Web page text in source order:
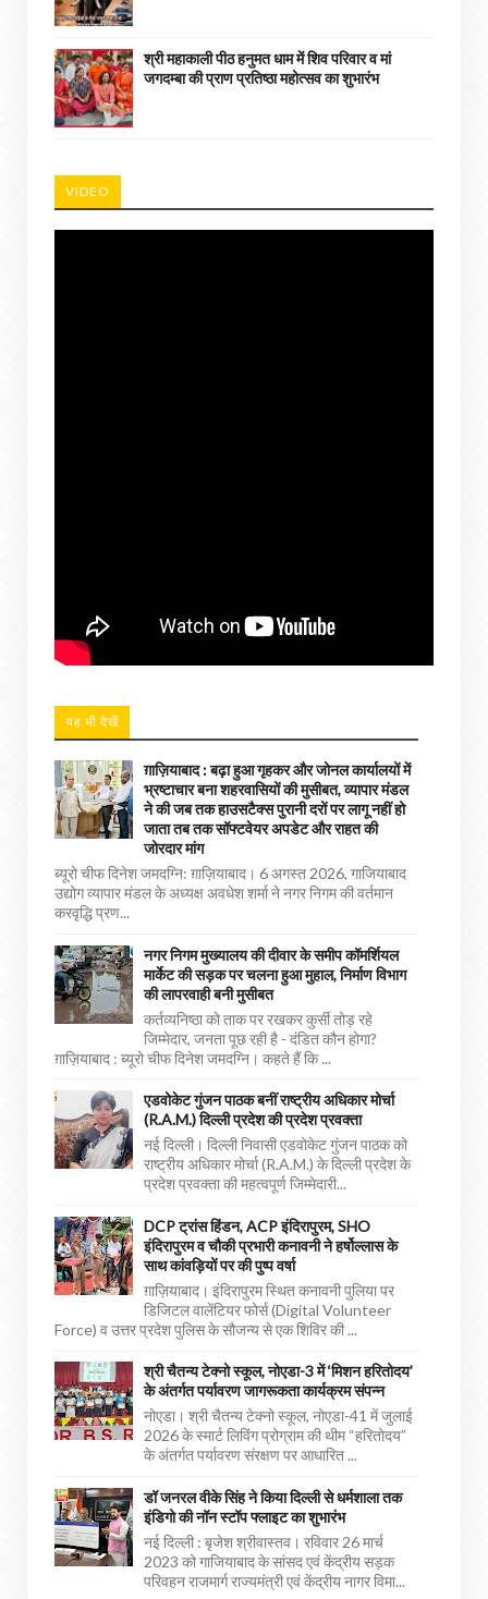
श्री महाकाली पीठ हनुमत धाम में शिव परिवार व मां
जगदम्बा की प्राण प्रतिष्ठा महोत्सव का शुभारंभ
VIDEO
यह भी देखें
ग़ाज़ियाबाद : बढ़ा हुआ गृहकर और जोनल कार्यालयों में
भ्रष्टाचार बना शहरवासियों की मुसीबत, व्यापार मंडल
ने की जब तक हाउसटैक्स पुरानी दरों पर लागू नहीं हो
जाता तब तक सॉफ्टवेयर अपडेट और राहत की
जोरदार मांग
ब्यूरो चीफ दिनेश जमदग्नि: ग़ाज़ियाबाद। 6 अगस्त 2026, गाजियाबाद
उद्योग व्यापार मंडल के अध्यक्ष अवधेश शर्मा ने नगर निगम की वर्तमान
करवृद्धि प्रण...
नगर निगम मुख्यालय की दीवार के समीप कॉमर्शियल
मार्केट की सड़क पर चलना हुआ मुहाल, निर्माण विभाग
की लापरवाही बनी मुसीबत
कर्तव्यनिष्ठा को ताक पर रखकर कुर्सी तोड़ रहे
जिम्मेदार, जनता पूछ रही है - दंडित कौन होगा?
ग़ाज़ियाबाद : ब्यूरो चीफ दिनेश जमदग्नि। कहते हैं कि ...
एडवोकेट गुंजन पाठक बनीं राष्ट्रीय अधिकार मोर्चा
(R.A.M.) दिल्ली प्रदेश की प्रदेश प्रवक्ता
नई दिल्ली। दिल्ली निवासी एडवोकेट गुंजन पाठक को
राष्ट्रीय अधिकार मोर्चा (R.A.M.) के दिल्ली प्रदेश के
प्रदेश प्रवक्ता की महत्वपूर्ण जिम्मेदारी...
DCP ट्रांस हिंडन, ACP इंदिरापुरम, SHO
इंदिरापुरम व चौकी प्रभारी कनावनी ने हर्षोल्लास के
साथ कांवड़ियों पर की पुष्प वर्षा
ग़ाज़ियाबाद। इंदिरापुरम स्थित कनावनी पुलिया पर
डिजिटल वालेंटियर फोर्स (Digital Volunteer
Force) व उत्तर प्रदेश पुलिस के सौजन्य से एक शिविर की ...
श्री चैतन्य टेक्नो स्कूल, नोएडा-3 में ‘मिशन हरितोदय’
के अंतर्गत पर्यावरण जागरूकता कार्यक्रम संपन्न
नोएडा। श्री चैतन्य टेक्नो स्कूल, नोएडा-41 में जुलाई
2026 के स्मार्ट लिविंग प्रोग्राम की थीम “हरितोदय”
के अंतर्गत पर्यावरण संरक्षण पर आधारित ...
डॉ जनरल वीके सिंह ने किया दिल्ली से धर्मशाला तक
इंडिगो की नॉन स्टॉप फ्लाइट का शुभारंभ
नई दिल्ली : बृजेश श्रीवास्तव। रविवार 26 मार्च
2023 को गाजियाबाद के सांसद एवं केंद्रीय सड़क
परिवहन राजमार्ग राज्यमंत्री एवं केंद्रीय नागर विमा...